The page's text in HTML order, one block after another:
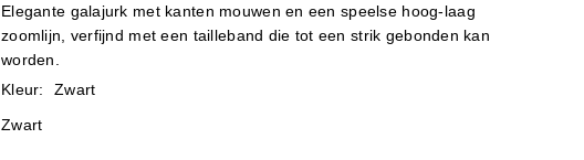
prijs
Elegante galajurk met kanten mouwen en een speelse hoog-laag
zoomlijn, verfijnd met een tailleband die tot een strik gebonden kan
worden.
Kleur:
Zwart
Zwart